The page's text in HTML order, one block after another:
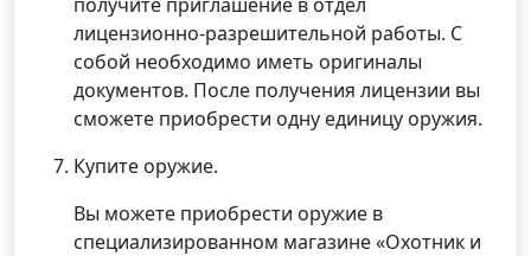
лицензионно-разрешительной работы. С
собой необходимо иметь оригиналы
документов. После получения лицензии вы
сможете приобрести одну единицу оружия.
Купите оружие.
Вы можете приобрести оружие в
специализированном магазине «Охотник и